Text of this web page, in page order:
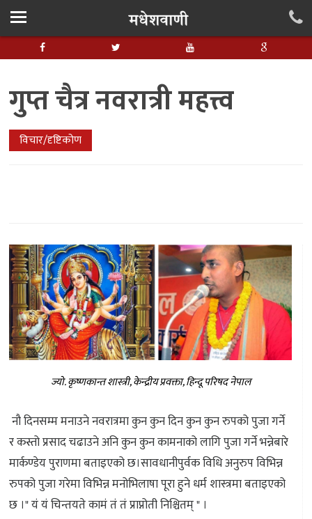
गुप्त चैत्र नवरात्री महत्त्व
विचार/दृष्टिकोण
ज्यो. कृष्णकान्त शास्त्री, केन्द्रीय प्रवक्ता, हिन्दू परिषद नेपाल
नौ दिनसम्म मनाउने नवरात्रमा कुन कुन दिन कुन कुन रुपको पुजा गर्ने
र कस्तो प्रसाद चढाउने अनि कुन कुन कामनाको लागि पुजा गर्ने भन्नेबारे
मार्कण्डेय पुराणमा बताइएको छ।सावधानीपुर्वक विधि अनुरुप विभिन्न
रुपको पुजा गरेमा विभिन्न मनोभिलाषा पूरा हुने धर्म शास्त्रमा बताइएको
छ ।" यं यं चिन्तयते कामं तं तं प्राप्नोती निश्चितम् " ।